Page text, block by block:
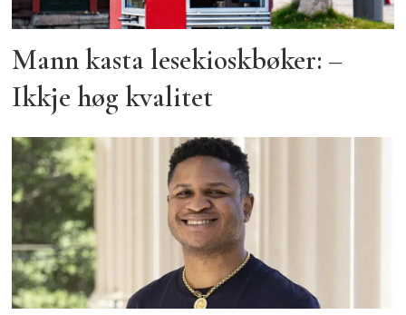
Mann kasta lesekioskbøker: –
Ikkje høg kvalitet